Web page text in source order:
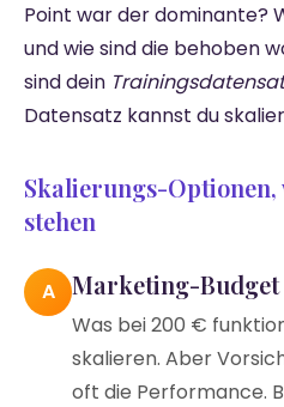
Point war der dominante?
und wie sind die behoben
sind dein
Datensatz kannst du
Skalierungs-Optionen,
stehen
A Marketing-Budget
Was bei 200 €
skalieren. Aber
oft die Performance.